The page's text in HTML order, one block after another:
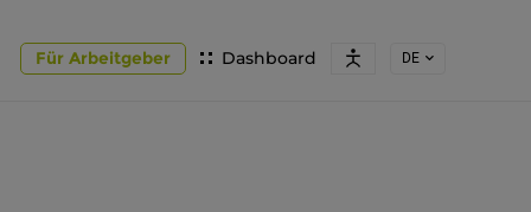
Dashboard
Für Arbeitgeber DE